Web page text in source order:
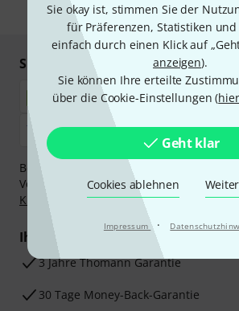
Sie okay ist, stimmen Sie der
für Präferenzen, Statistiken
einfach durch einen Klick auf
anzeigen).
Sie können Ihre erteilte
über die Cookie-Einstellungen (hier
Geht klar
Cookies ablehnen
Impressum ·
* Pflichtfeld
Sicher einkaufen & bezahlen
Bezahlen Sie vertraulich und sicher per
Vorkasse, PayPal, Amazon Pay,
Klarna
Klarna Ratenzahlungoder Kreditkarte.
Ihre Vorteile
3 Jahre Thomann Garantie
30 Tage Money-Back-Garantie